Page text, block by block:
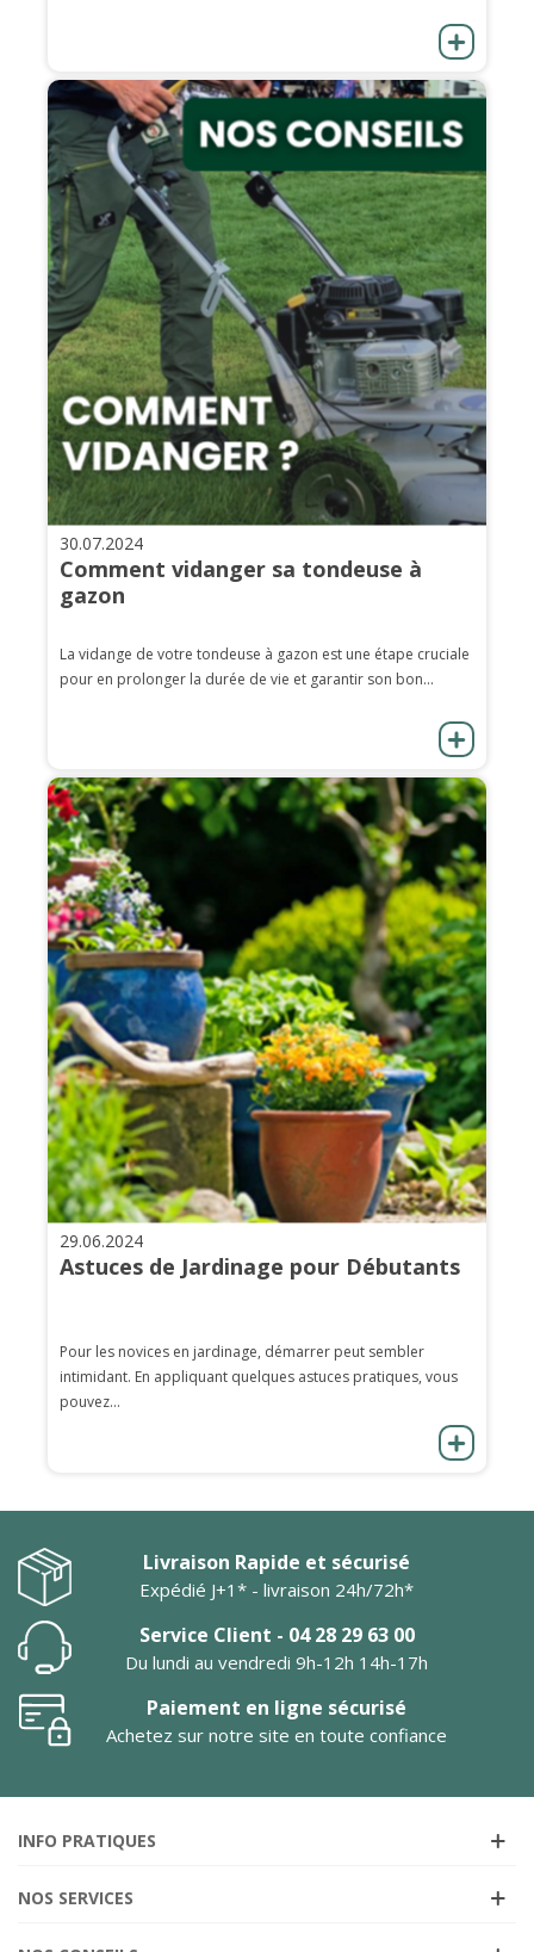
30.07.2024
Comment vidanger sa tondeuse à
gazon
La vidange de votre tondeuse à gazon est une étape cruciale
pour en prolonger la durée de vie et garantir son bon...
29.06.2024
Astuces de Jardinage pour Débutants
Pour les novices en jardinage, démarrer peut sembler
intimidant. En appliquant quelques astuces pratiques, vous
pouvez...
Livraison Rapide et sécurisé
Expédié J+1* - livraison 24h/72h*
Service Client - 04 28 29 63 00
Du lundi au vendredi 9h-12h 14h-17h
Paiement en ligne sécurisé
Achetez sur notre site en toute confiance
INFO PRATIQUES
NOS SERVICES